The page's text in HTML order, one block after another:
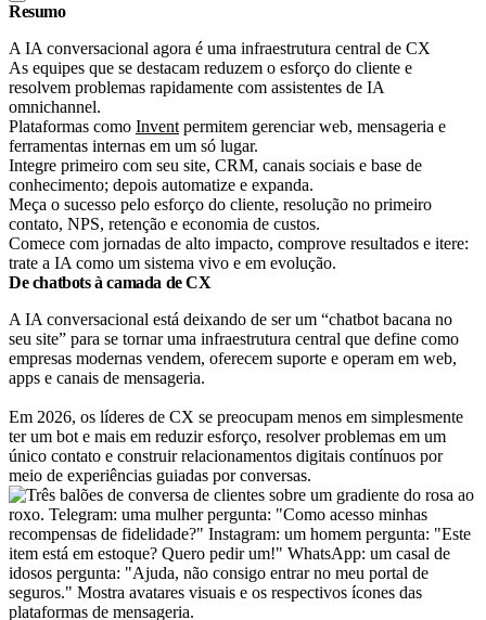
Resumo
A IA conversacional agora é uma infraestrutura central de CX
As equipes que se destacam reduzem o esforço do cliente e
resolvem problemas rapidamente com assistentes de IA
omnichannel.
Plataformas como Invent permitem gerenciar web, mensageria e
ferramentas internas em um só lugar.
Integre primeiro com seu site, CRM, canais sociais e base de
conhecimento; depois automatize e expanda.
Meça o sucesso pelo esforço do cliente, resolução no primeiro
contato, NPS, retenção e economia de custos.
Comece com jornadas de alto impacto, comprove resultados e itere:
trate a IA como um sistema vivo e em evolução.
De chatbots à camada de CX
A IA conversacional está deixando de ser um “chatbot bacana no
seu site” para se tornar uma infraestrutura central que define como
empresas modernas vendem, oferecem suporte e operam em web,
apps e canais de mensageria.
Em 2026, os líderes de CX se preocupam menos em simplesmente
ter um bot e mais em reduzir esforço, resolver problemas em um
único contato e construir relacionamentos digitais contínuos por
meio de experiências guiadas por conversas.